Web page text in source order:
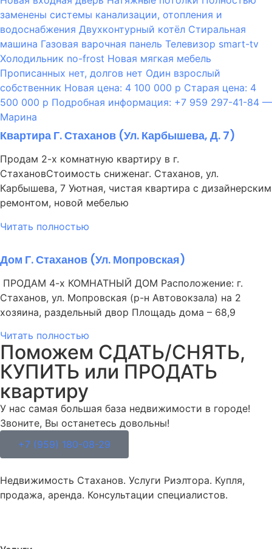
Квартира Г. Стаханов (ул. Карбышева, Д. 7)
Продам 2-х комнатную квартиру в г.
СтахановСтоимость сниженаг. Стаханов, ул.
Карбышева, 7 Уютная, чистая квартира с дизайнерским
ремонтом, новой мебелью
Читать полностью
Дом Г. Стаханов (ул. Мопровская)
ПРОДАМ 4-х КОМНАТНЫЙ ДОМ Расположение: г.
Стаханов, ул. Мопровская (р-н Автовокзала) на 2
хозяина, раздельный двор Площадь дома – 68,9
Читать полностью
Поможем СДАТЬ/СНЯТЬ,
КУПИТЬ или ПРОДАТЬ
квартиру
У нас самая большая база недвижимости в городе!
Звоните, Вы останетесь довольны!
+7 (959) 180-08-29
Недвижимость Стаханов. Услуги Риэлтора. Купля,
продажа, аренда. Консультации специалистов.